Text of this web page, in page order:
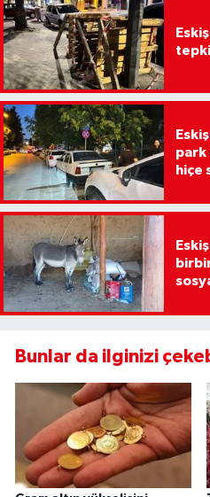
park
hiçe
Bunlar da ilginizi